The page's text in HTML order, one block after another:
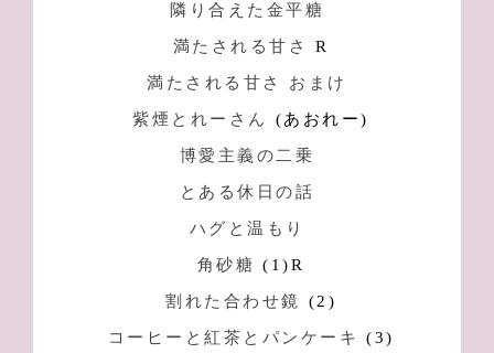
隣り合えた金平糖
満たされる甘さ R
満たされる甘さ おまけ
紫煙とれーさん (あおれー)
博愛主義の二乗
とある休日の話
ハグと温もり
角砂糖 (1)R
割れた合わせ鏡 (2)
コーヒーと紅茶とパンケーキ (3)